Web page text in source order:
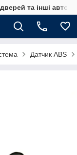
та інші
Датчик ABS